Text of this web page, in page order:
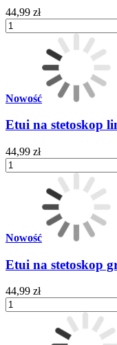
44,99 zł
Nowość
Etui na stetoskop
44,99 zł
Nowość
Etui na stetoskop
44,99 zł